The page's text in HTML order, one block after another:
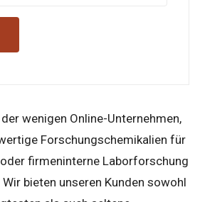
wenigen Online-Unternehmen,
Forschungschemikalien für
firmeninterne Laborforschung
bieten unseren Kunden sowohl